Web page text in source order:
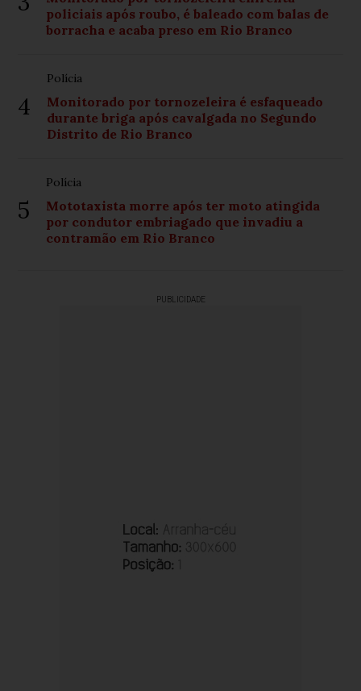
policiais após roubo, é baleado com balas de
borracha e acaba preso em Rio Branco
4
Polícia
Monitorado por tornozeleira é esfaqueado
durante briga após cavalgada no Segundo
Distrito de Rio Branco
5
Polícia
Mototaxista morre após ter moto atingida
por condutor embriagado que invadiu a
contramão em Rio Branco
PUBLICIDADE